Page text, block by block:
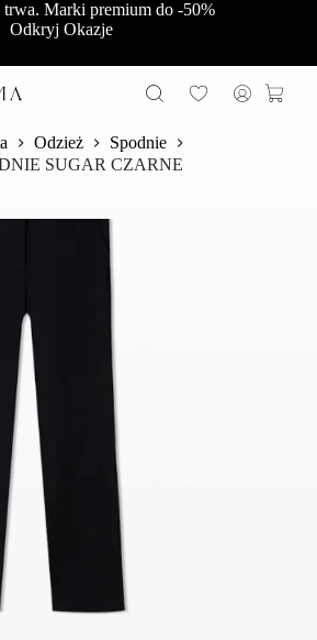
trwa. Marki premium do -50%
Odkryj Okazje
Koszyk
Odzież
Spodnie
SUGAR CZARNE